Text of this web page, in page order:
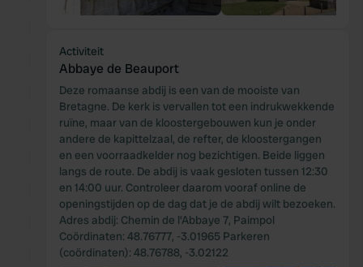
Activiteit
Abbaye de Beauport
Deze romaanse abdij is een van de mooiste van
Bretagne. De kerk is vervallen tot een indrukwekkende
ruïne, maar van de kloostergebouwen kun je onder
andere de kapittelzaal, de refter, de kloostergangen
en een voorraadkelder nog bezichtigen. Beide liggen
langs de route. De abdij is vaak gesloten tussen 12:30
en 14:00 uur. Controleer daarom vooraf online de
openingstijden op de dag dat je de abdij wilt bezoeken.
Adres abdij: Chemin de l'Abbaye 7, Paimpol
Coördinaten: 48.76777, -3.01965 Parkeren
(coördinaten): 48.76788, -3.02122